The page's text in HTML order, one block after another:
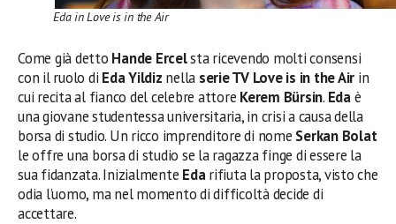
Eda in Love is in the Air
Come già detto Hande Ercelsta ricevendo molti consensi
con il ruolo di Eda Yildiz nella serie TV Love is in the Air in
cui recita al fianco del celebre attore Kerem Bürsin. Edaè
una giovane studentessa universitaria, in crisi a causa della
borsa di studio. Un ricco imprenditore di nome Serkan Bolat
le offre una borsa di studio se la ragazza finge di essere la
sua fidanzata. Inizialmente Edarifiuta la proposta, visto che
odia l’uomo, ma nel momento di difficoltà decide di
accettare.